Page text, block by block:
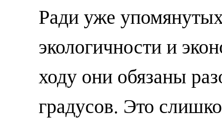
Ради уже
экологичности и
ходу они обязаны
градусов. Это